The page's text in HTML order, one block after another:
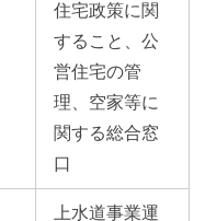
住宅政策に関
すること、公
営住宅の管
理、空家等に
関する総合窓
口
上水道事業運